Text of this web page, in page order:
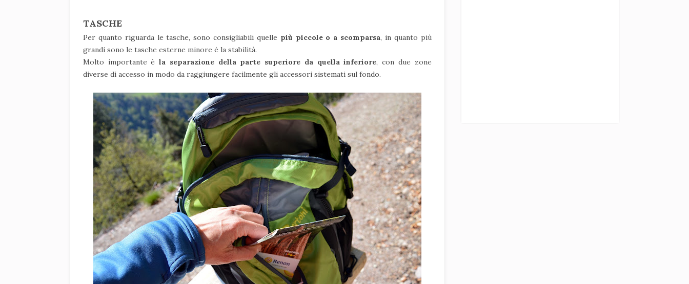
TASCHE
Per quanto riguarda le tasche, sono consigliabili quelle più piccole o a scomparsa, in quanto più
grandi sono le tasche esterne minore è la stabilità.
Molto importante èla separazione della parte superiore da quella inferiore, con due zone
diverse di accesso in modo da raggiungere facilmente gli accessori sistemati sul fondo.